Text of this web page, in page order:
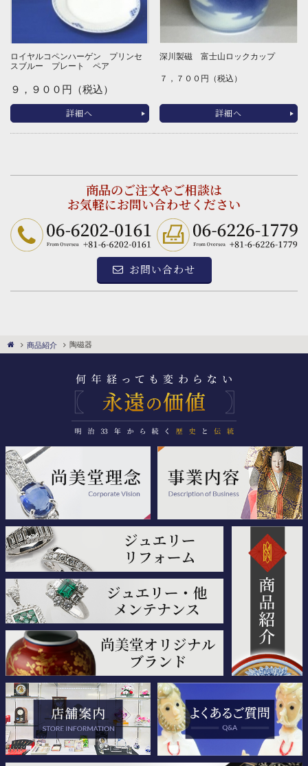
商品紹介 陶磁器
ロイヤルコペンハーゲン プリンセ
スブルー プレート ペア
９，９００円（税込）
詳細へ
深川製磁 富士山ロックカップ
７，７００円（税込）
詳細へ
商品のご注文やご相談は
お気軽にお問い合わせください
お問い合わせ